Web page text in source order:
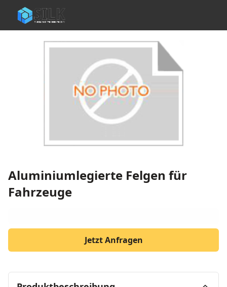
Aluminiumlegierte Felgen für
Fahrzeuge
Jetzt Anfragen